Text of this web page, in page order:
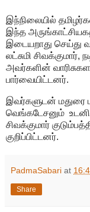
இந்நிலையில்
இந்த
இடையறாது செய்து
லட்சுமி சிவக்குமார்,
அவர்களின்
பார்வையிட்டனர்.
இவர்களுடன் மதுரை
வெங்கடேசனும்
சிவக்குமார்
குறிப்பிட்டனர்.
PadmaSabari at
Share